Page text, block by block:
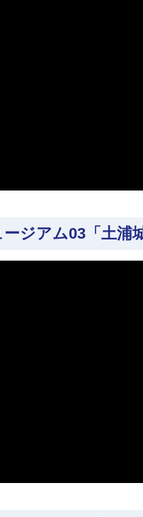
ジアム03「土浦